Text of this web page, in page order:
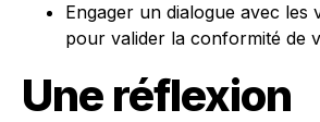
Engager un dialogue avec les
pour valider la conformité de
Une réflexion